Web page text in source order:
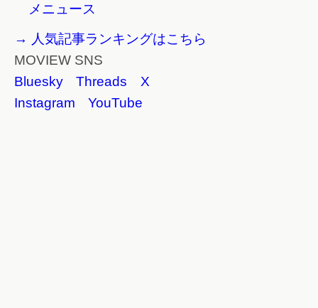
メニュース
→ 人気記事ランキングはこちら
MOVIEW SNS
Bluesky
Threads
X
Instagram
YouTube